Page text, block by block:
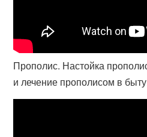
Прополис. Настойка
и лечение прополисом в